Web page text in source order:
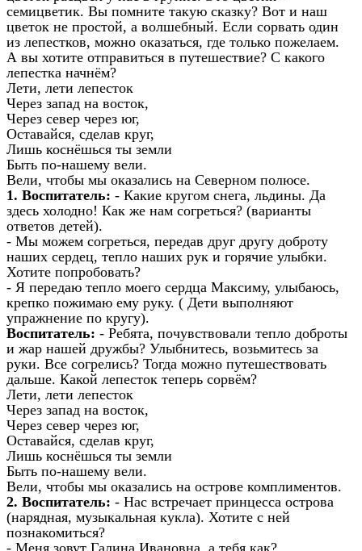
семицветик. Вы помните такую сказку? Вот и наш
цветок не простой, а волшебный. Если сорвать один
из лепестков, можно оказаться, где только пожелаем.
А вы хотите отправиться в путешествие? С какого
лепестка начнём?
Лети, лети лепесток
Через запад на восток,
Через север через юг,
Оставайся, сделав круг,
Лишь коснёшься ты земли
Быть по-нашему вели.
Вели, чтобы мы оказались на Северном полюсе.
1. Воспитатель: - Какие кругом снега, льдины. Да
здесь холодно! Как же нам согреться? (варианты
ответов детей).
- Мы можем согреться, передав друг другу доброту
наших сердец, тепло наших рук и горячие улыбки.
Хотите попробовать?
- Я передаю тепло моего сердца Максиму, улыбаюсь,
крепко пожимаю ему руку. ( Дети выполняют
упражнение по кругу).
Воспитатель: - Ребята, почувствовали тепло доброты
и жар нашей дружбы? Улыбнитесь, возьмитесь за
руки. Все согрелись? Тогда можно путешествовать
дальше. Какой лепесток теперь сорвём?
Лети, лети лепесток
Через запад на восток,
Через север через юг,
Оставайся, сделав круг,
Лишь коснёшься ты земли
Быть по-нашему вели.
Вели, чтобы мы оказались на острове комплиментов.
2. Воспитатель: - Нас встречает принцесса острова
(нарядная, музыкальная кукла). Хотите с ней
познакомиться?